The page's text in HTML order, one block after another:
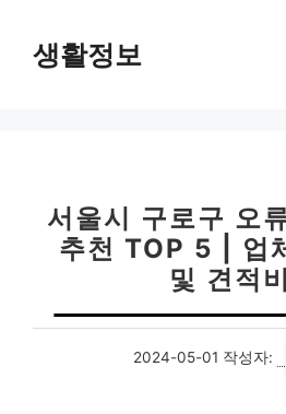
생활정보
서울시 구로구 오
추천 TOP 5 | 업
및 견적
2024-05-01 작성자: